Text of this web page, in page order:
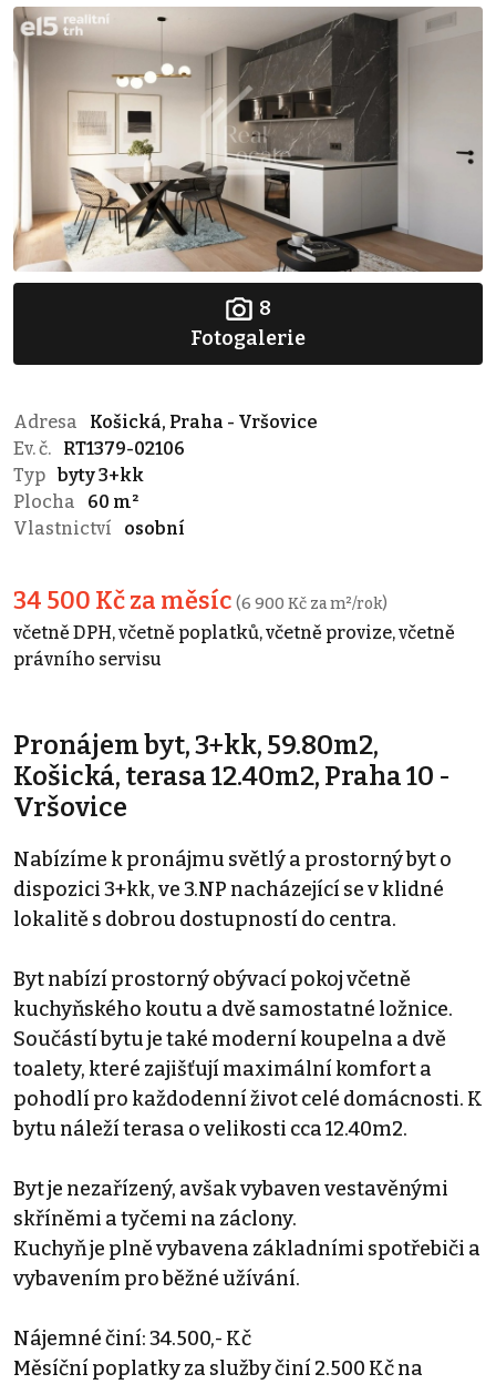
8
Fotogalerie
Adresa
Košická, Praha - Vršovice
Ev. č.
RT1379-02106
Typ byty 3+kk
Plocha
60 m²
Vlastnictví
osobní
34 500 Kč za měsíc (6 900 Kč za m²/rok)
včetně DPH, včetně poplatků, včetně provize, včetně
právního servisu
Pronájem byt, 3+kk, 59.80m2,
Košická, terasa 12.40m2, Praha 10 -
Vršovice
Nabízíme k pronájmu světlý a prostorný byt o
dispozici 3+kk, ve 3.NP nacházející se v klidné
lokalitě s dobrou dostupností do centra.
Byt nabízí prostorný obývací pokoj včetně
kuchyňského koutu a dvě samostatné ložnice.
Součástí bytu je také moderní koupelna a dvě
toalety, které zajišťují maximální komfort a
pohodlí pro každodenní život celé domácnosti. K
bytu náleží terasa o velikosti cca 12.40m2.
Byt je nezařízený, avšak vybaven vestavěnými
skříněmi a tyčemi na záclony.
Kuchyň je plně vybavena základními spotřebiči a
vybavením pro běžné užívání.
Nájemné činí: 34.500,- Kč
Měsíční poplatky za služby činí 2.500 Kč na